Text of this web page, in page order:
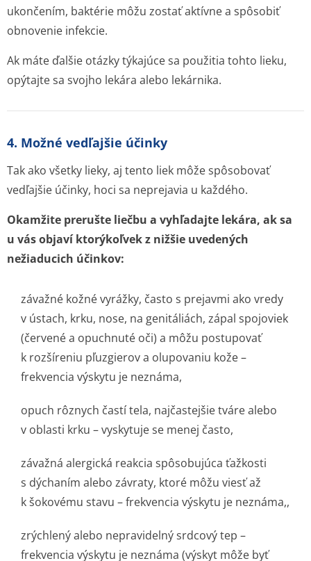
ukončením, baktérie môžu zostať aktívne a spôsobiť
obnovenie infekcie.
Ak máte ďalšie otázky týkajúce sa použitia tohto lieku,
opýtajte sa svojho lekára alebo lekárnika.
4. Možné vedľajšie účinky
Tak ako všetky lieky, aj tento liek môže spôsobovať
vedľajšie účinky, hoci sa neprejavia u každého.
Okamžite prerušte liečbu a vyhľadajte lekára, ak sa
u vás objaví ktorýkoľvek z nižšie uvedených
nežiaducich účinkov:
závažné kožné vyrážky, často s prejavmi ako vredy
v ústach, krku, nose, na genitáliách, zápal spojoviek
(červené a opuchnuté oči) a môžu postupovať
k rozšíreniu pľuzgierov a olupovaniu kože –
frekvencia výskytu je neznáma,
opuch rôznych častí tela, najčastejšie tváre alebo
v oblasti krku – vyskytuje se menej často,
závažná alergická reakcia spôsobujúca ťažkosti
s dýchaním alebo závraty, ktoré môžu viesť až
k šokovému stavu – frekvencia výskytu je neznáma,,
zrýchlený alebo nepravidelný srdcový tep –
frekvencia výskytu je neznáma (výskyt môže byť